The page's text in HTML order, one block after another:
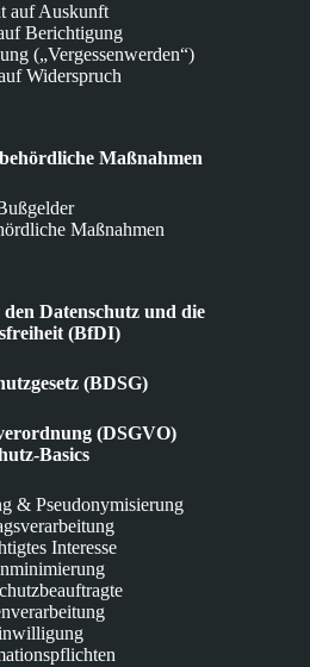
auf Auskunft
Berichtigung
(„Vergessenwerden“)
Widerspruch
Maßnahmen
Maßnahmen
Datenschutz und die
(BfDI)
(BDSG)
(DSGVO)
Basics
& Pseudonymisierung
Interesse